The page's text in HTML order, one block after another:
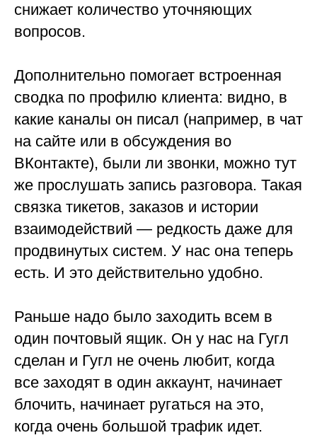
снижает количество уточняющих
вопросов.
Дополнительно помогает встроенная
сводка по профилю клиента: видно, в
какие каналы он писал (например, в чат
на сайте или в обсуждения во
ВКонтакте), были ли звонки, можно тут
же прослушать запись разговора. Такая
связка тикетов, заказов и истории
взаимодействий — редкость даже для
продвинутых систем. У нас она теперь
есть. И это действительно удобно.
Раньше надо было заходить всем в
один почтовый ящик. Он у нас на Гугл
сделан и Гугл не очень любит, когда
все заходят в один аккаунт, начинает
блочить, начинает ругаться на это,
когда очень большой трафик идет.